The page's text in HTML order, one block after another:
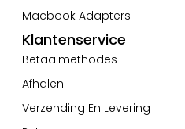
Macbook Adapters
Klantenservice
Betaalmethodes
Afhalen
Verzending En Levering